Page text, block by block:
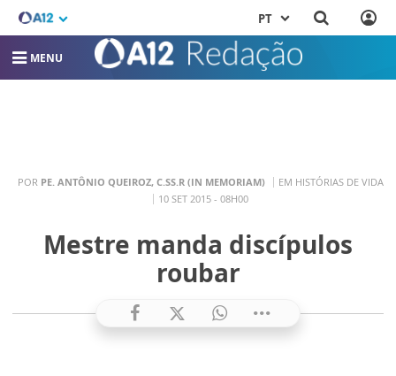
PT
MENU
POR PE. ANTÔNIO QUEIROZ, C.SS.R (IN MEMORIAM)
EM HISTÓRIAS DE VIDA
10 SET 2015 - 08H00
Mestre manda discípulos
roubar